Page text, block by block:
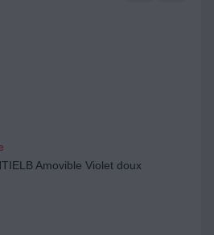
Amovible Violet doux